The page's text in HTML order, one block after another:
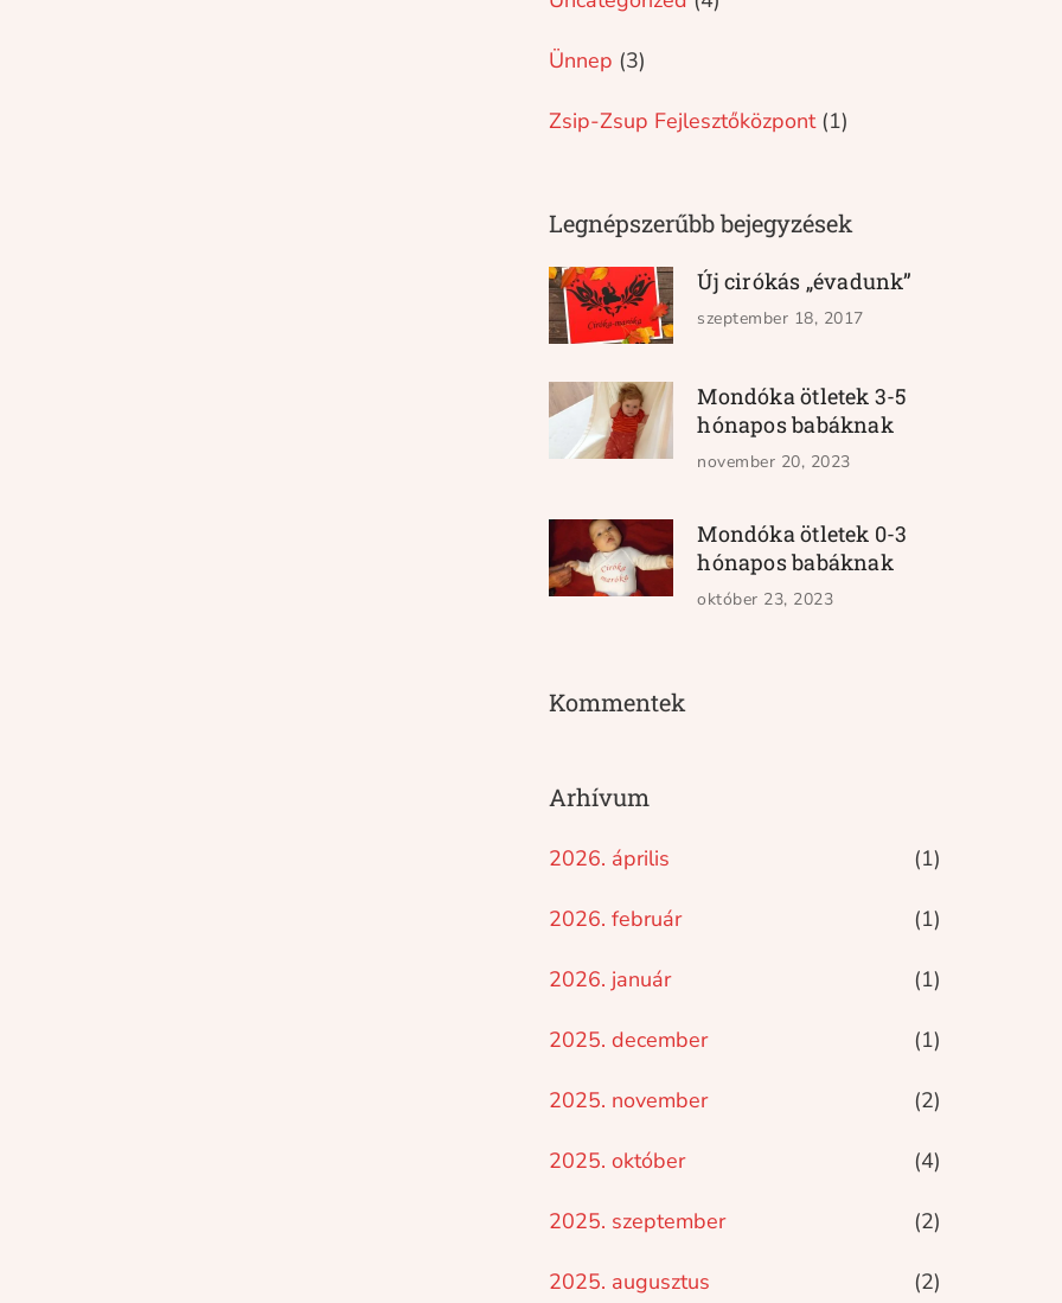
Ünnep (3)
Zsip-Zsup Fejlesztőközpont(1)
Legnépszerűbb bejegyzések
Új cirókás „évadunk”
szeptember 18, 2017
Mondóka ötletek 3-5
hónapos babáknak
november 20, 2023
Mondóka ötletek 0-3
hónapos babáknak
október 23, 2023
Kommentek
Arhívum
2026. április (1)
2026. február (1)
2026. január (1)
2025. december (1)
2025. november (2)
2025. október (4)
2025. szeptember (2)
2025. augusztus (2)